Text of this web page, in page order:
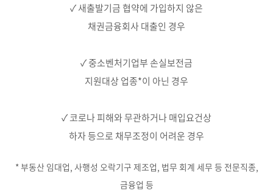
✓ 새출발기금 협약에 가입하지 않은
채권금융회사 대출인 경우
✓ 중소벤처기업부 손실보전금
지원대상업종*이 아닌 경우
✓ 코로나 피해와 무관하거나 매입요건상
하자 등으로 채무조정이 어려운 경우
* 부동산 임대업, 사행성 오락기구 제조업, 법무 회계 세무 등 전문직종,
금융업 등